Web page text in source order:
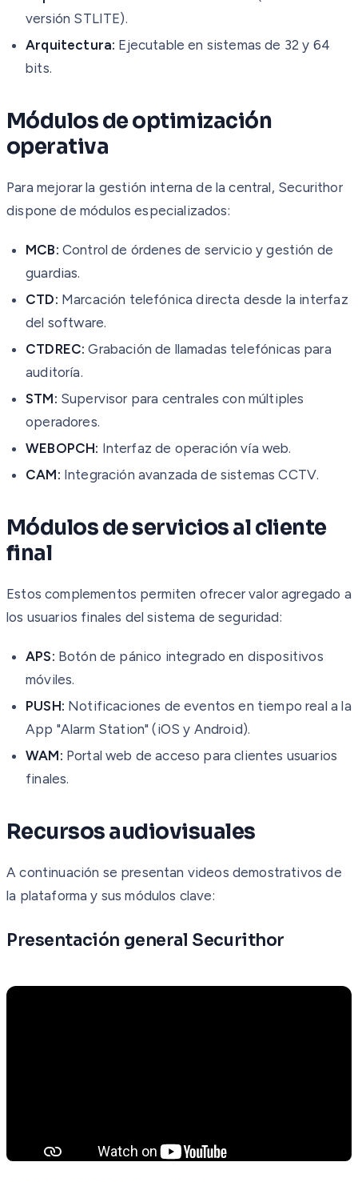
versión STLITE).
Arquitectura: Ejecutable en sistemas de 32 y 64
bits.
Módulos de optimización
operativa
Para mejorar la gestión interna de la central, Securithor
dispone de módulos especializados:
MCB: Control de órdenes de servicio y gestión de
guardias.
CTD: Marcación telefónica directa desde la interfaz
del software.
CTDREC: Grabación de llamadas telefónicas para
auditoría.
STM: Supervisor para centrales con múltiples
operadores.
WEBOPCH: Interfaz de operación vía web.
CAM: Integración avanzada de sistemas CCTV.
Módulos de servicios al cliente
final
Estos complementos permiten ofrecer valor agregado a
los usuarios finales del sistema de seguridad:
APS: Botón de pánico integrado en dispositivos
móviles.
PUSH: Notificaciones de eventos en tiempo real a la
App "Alarm Station" (iOS y Android).
WAM: Portal web de acceso para clientes usuarios
finales.
Recursos audiovisuales
A continuación se presentan videos demostrativos de
la plataforma y sus módulos clave:
Presentación general Securithor